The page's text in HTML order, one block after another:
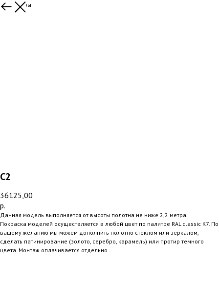
Все товары
С2
36125,00
р.
Данная модель выполняется от высоты полотна не ниже 2,2 метра.
Покраска моделей осуществляется в любой цвет по палитре RAL classic K7. По
вашему желанию мы можем дополнить полотно стеклом или зеркалом,
сделать патинирование (золото, серебро, карамель) или протир темного
цвета. Монтаж оплачивается отдельно.